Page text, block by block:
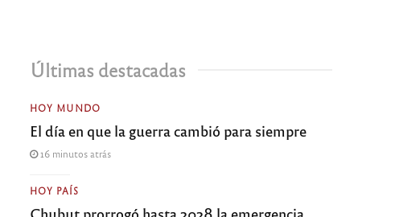
Últimas destacadas
HOY MUNDO
El día en que la guerra cambió para siempre
16 minutos atrás
HOY PAÍS
Chubut prorrogó hasta 2028 la emergencia